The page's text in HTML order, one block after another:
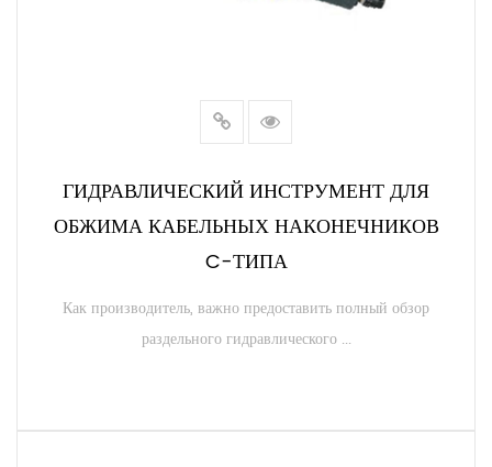
ГИДРАВЛИЧЕСКИЙ ИНСТРУМЕНТ ДЛЯ
ОБЖИМА КАБЕЛЬНЫХ НАКОНЕЧНИКОВ
C-ТИПА
Как производитель, важно предоставить полный обзор
раздельного гидравлического ...